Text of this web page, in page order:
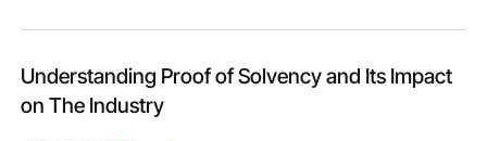
Understanding Proof of Solvency and Its Impact
on The Industry